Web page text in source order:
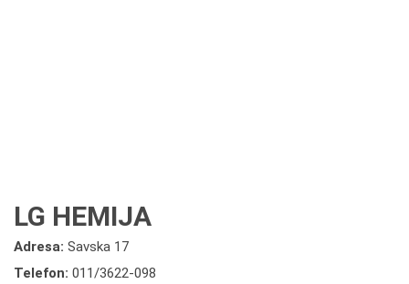
LG HEMIJA
Adresa: Savska 17
Telefon: 011/3622-098